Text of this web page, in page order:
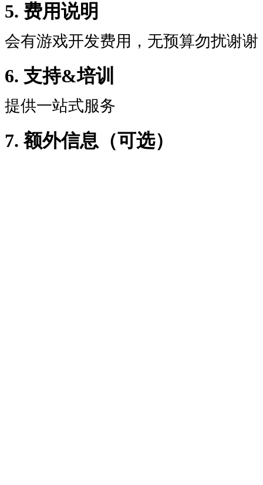
5. 费用说明
会有游戏开发费用，无预算勿扰谢谢
6. 支持&培训
提供一站式服务
7. 额外信息（可选）